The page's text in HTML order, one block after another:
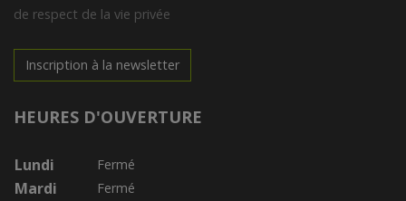
de respect de la vie privée
Inscription à la newsletter
HEURES D'OUVERTURE
Lundi Fermé
Mardi Fermé